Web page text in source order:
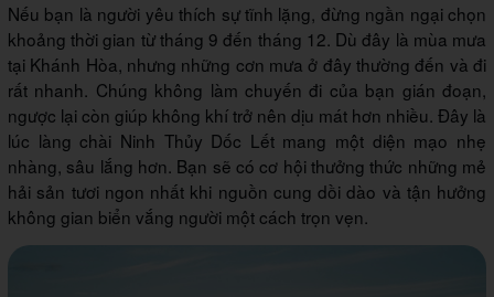
Nếu bạn là người yêu thích sự tĩnh lặng, đừng ngần ngại chọn
khoảng thời gian từ tháng 9 đến tháng 12. Dù đây là mùa mưa
tại Khánh Hòa, nhưng những cơn mưa ở đây thường đến và đi
rất nhanh. Chúng không làm chuyến đi của bạn gián đoạn,
ngược lại còn giúp không khí trở nên dịu mát hơn nhiều. Đây là
lúc làng chài Ninh Thủy Dốc Lết mang một diện mạo nhẹ
nhàng, sâu lắng hơn. Bạn sẽ có cơ hội thưởng thức những mẻ
hải sản tươi ngon nhất khi nguồn cung dồi dào và tận hưởng
không gian biển vắng người một cách trọn vẹn.